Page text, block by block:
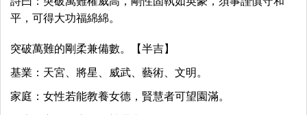
平，可得大功福綿綿。
突破萬難的剛柔兼備數。【半吉】
基業：天宮、將星、威武、藝術、文明。
家庭：女性若能教養女德，賢慧者可望園滿。